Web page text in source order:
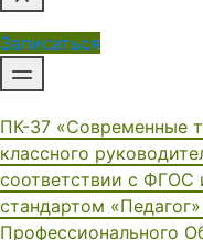
Записаться
ПК-37 «Современные
классного
соответствии с ФГОС
стандартом
Профессионального